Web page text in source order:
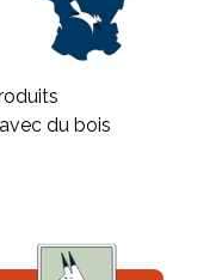
du bois